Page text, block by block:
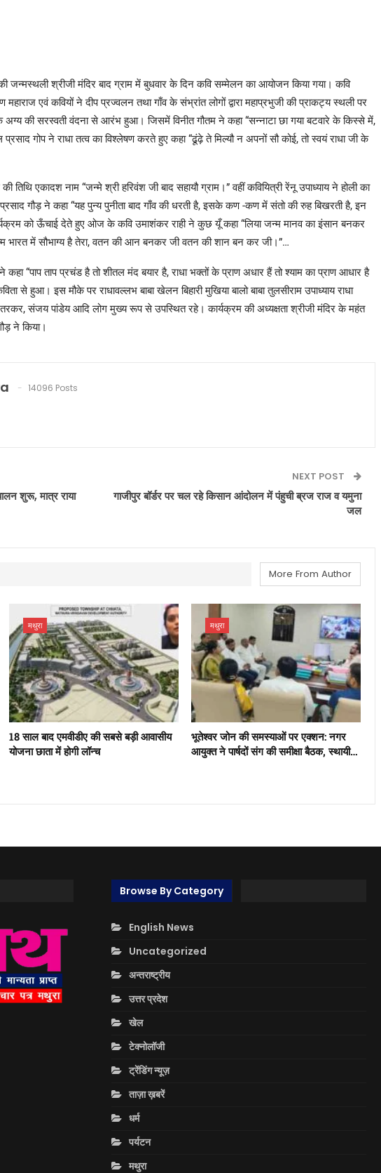
जन्मस्थली श्रीजी मंदिर बाद ग्राम में बुधवार के दिन कवि सम्मेलन का आयोजन किया गया। कवि
एवं कवियों ने दीप प्रज्वलन तथा गाँव के संभ्रांत लोगों द्वारा महाप्रभुजी की प्राकट्य स्थली पर
अग्य की सरस्वती वंदना से आरंभ हुआ। जिसमें विनीत गौतम ने कहा “सन्नाटा छा गया बटवारे के किस्से में,
गोप ने राधा तत्व का विश्लेषण करते हुए कहा “ढूंढ़े ते मिल्यौ न अपनों सौ कोई, तो स्वयं राधा जी के
एकादश नाम “जन्मे श्री हरिवंश जी बाद सहायौ ग्राम।” वहीं कवियित्री रेंनू उपाध्याय ने होली का
गौड़ ने कहा “यह पुन्य पुनीता बाद गाँव की धरती है, इसके कण -कण में संतो की रुह बिखरती है, इन
को ऊँचाई देते हुए ओज के कवि उमाशंकर राही ने कुछ यूँ कहा “लिया जन्म मानव का इंसान बनकर
भारत में सौभाग्य है तेरा, वतन की आन बनकर जी वतन की शान बन कर जी।”…
“पाप ताप प्रचंड है तो शीतल मंद बयार है, राधा भक्तों के प्राण अधार हैं तो श्याम का प्राण आधार है
से हुआ। इस मौके पर राधावल्लभ बाबा खेलन बिहारी मुखिया बालो बाबा तुलसीराम उपाध्याय राधा
संजय पांडेय आदि लोग मुख्य रूप से उपस्थित रहे। कार्यक्रम की अध्यक्षता श्रीजी मंदिर के महंत
ने किया।
14096 Posts
शुरू, मात्र राया
NEXT POST
गाजीपुर बॉर्डर पर चल रहे किसान आंदोलन में पंहुची ब्रज राज व यमुना
जल
More From Author
मथुरा
18 साल बाद एमवीडीए की सबसे बड़ी आवासीय
योजना छाता में होगी लॉन्च
मथुरा
भूतेश्वर जोन की समस्याओं पर एक्शन: नगर
आयुक्त ने पार्षदों संग की समीक्षा बैठक, स्थायी…
Browse By Category
English News
Uncategorized
अन्तराष्ट्रीय
उत्तर प्रदेश
खेल
टेक्नोलॉजी
ट्रेंडिंग न्यूज़
ताज़ा ख़बरें
धर्म
पर्यटन
मथुरा